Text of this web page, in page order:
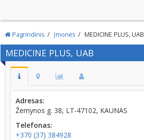
Pagrindinis Įmonės MEDICINE PLUS, UAB
MEDICINE PLUS, UAB
Adresas:
Žemynos g. 38, LT-47102, KAUNAS
Telefonas:
+370 (37) 384928